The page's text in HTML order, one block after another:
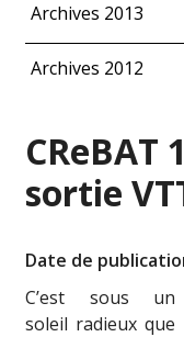
Archives 2013
Archives 2012
CReBAT
sortie
Date de
C’est sous un
soleil radieux que